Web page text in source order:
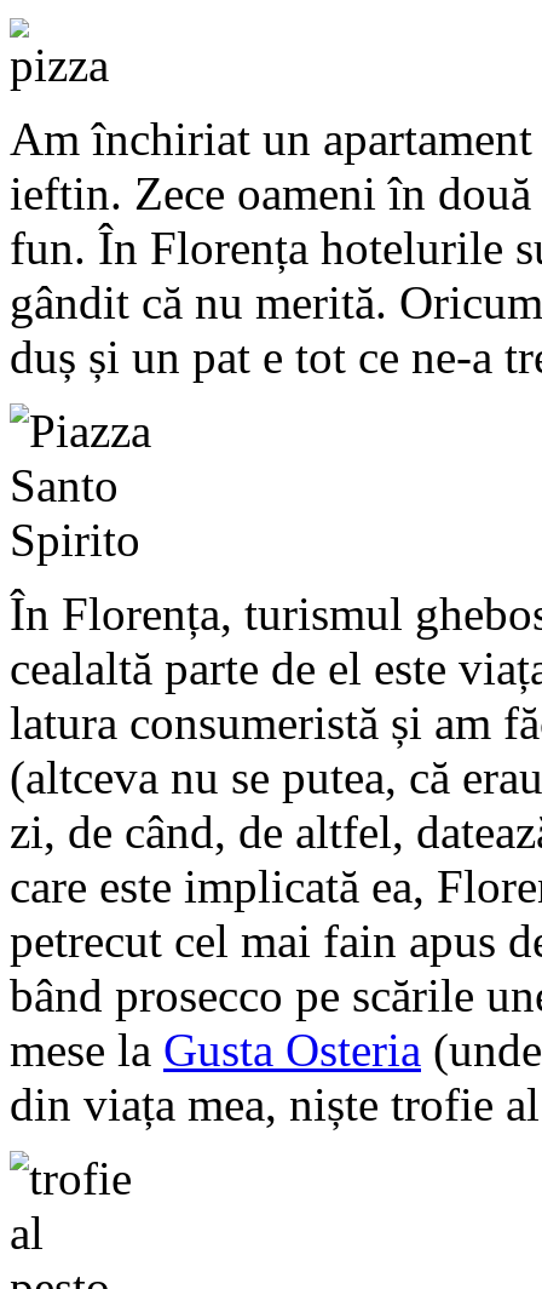
Am închiriat un
ieftin. Zece oameni în
fun. În Florența hotelurile
gândit că nu merită.
duș și un pat e tot ce ne-a
În Florența, turismul
cealaltă parte de el este
latura consumeristă și am
(altceva nu se putea, că
zi, de când, de altfel,
care este implicată ea,
petrecut cel mai fain apus
bând prosecco pe scările
mese la Gusta Osteria
din viața mea, niște trofie